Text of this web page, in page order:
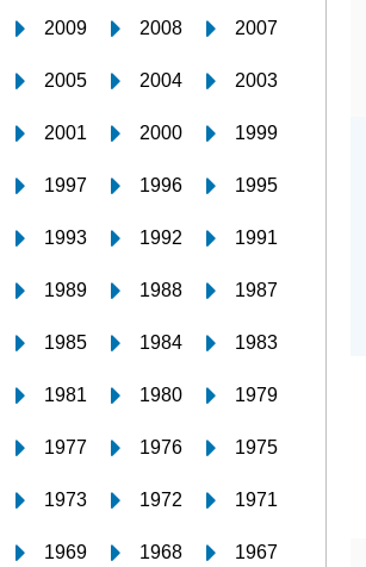
2009 2008 2007
2005 2004 2003
2001 2000 1999
1997 1996 1995
1993 1992 1991
1989 1988 1987
1985 1984 1983
1981 1980 1979
1977 1976 1975
1973 1972 1971
1969 1968 1967